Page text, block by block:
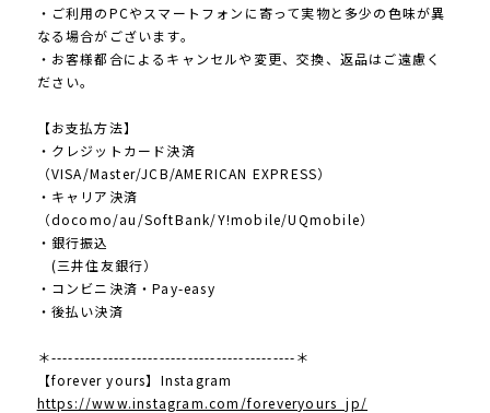
・ご利用のPCやスマートフォンに寄って実物と多少の色味が異
なる場合がございます。
・お客様都合によるキャンセルや変更、交換、返品はご遠慮く
ださい。
【お支払方法】
・クレジットカード決済
（VISA/Master/JCB/AMERICAN EXPRESS）
・キャリア決済
（docomo/au/SoftBank/Y!mobile/UQmobile）
・銀行振込
(三井住友銀行）
・コンビニ決済・Pay-easy
・後払い決済
＊-------------------------------------------＊
【forever yours】Instagram
https://www.instagram.com/foreveryours_jp/